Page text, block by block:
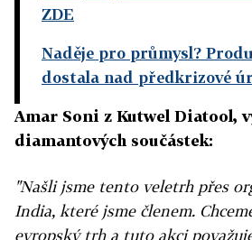
ZDE
Naděje pro průmysl?
dostala nad předkrizové
Amar Soni z Kutwel Diatool,
diamantových součástek:
"Našli jsme tento veletrh přes
India, které jsme členem.
evropský trh a tuto akci